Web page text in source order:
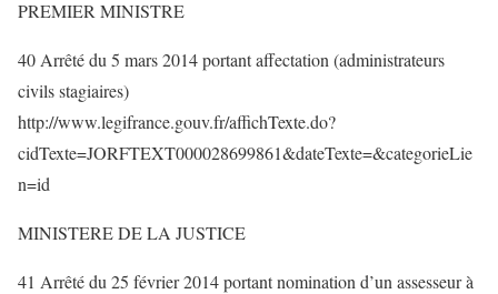
PREMIER MINISTRE
40 Arrêté du 5 mars 2014 portant affectation (administrateurs
civils stagiaires)
http://www.legifrance.gouv.fr/affichTexte.do?
cidTexte=JORFTEXT000028699861&dateTexte=&categorieLie
n=id
MINISTERE DE LA JUSTICE
41 Arrêté du 25 février 2014 portant nomination d’un assesseur à